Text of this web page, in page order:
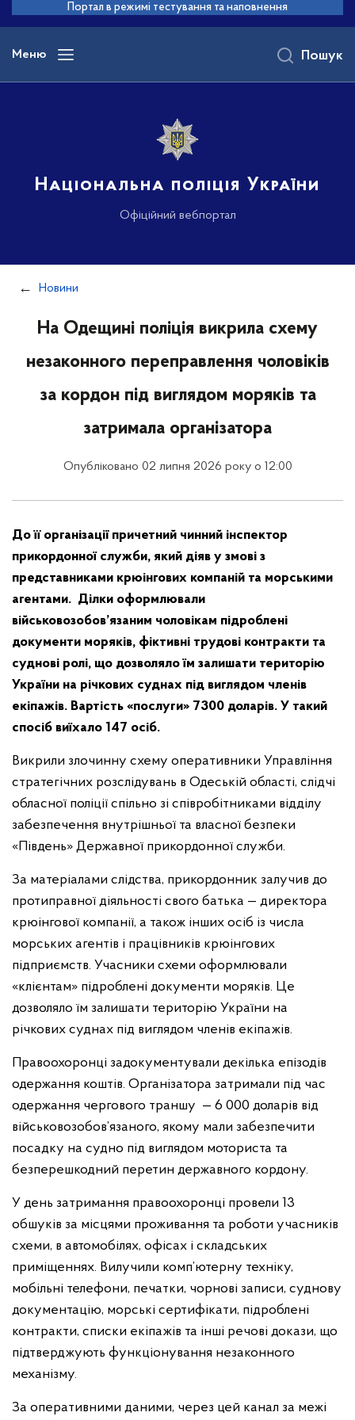
основного
вмісту
Портал в режимі тестування та наповнення
Меню
Національна поліція України
Офіційний вебпортал
Пошук
Новини
На Одещині поліція викрила схему
незаконного переправлення чоловіків
за кордон під виглядом моряків та
затримала організатора
Опубліковано 02 липня 2026 року о 12:00
До її організації причетний чинний інспектор
прикордонної служби, який діяв у змові з
представниками крюінгових компаній та морськими
агентами. Ділки оформлювали
військовозобов’язаним чоловікам підроблені
документи моряків, фіктивні трудові контракти та
суднові ролі, що дозволяло їм залишати територію
України на річкових суднах під виглядом членів
екіпажів. Вартість «послуги» 7300 доларів. У такий
спосіб виїхало 147 осіб.
Викрили злочинну схему оперативники Управління
стратегічних розслідувань в Одеській області, слідчі
обласної поліції спільно зі співробітниками відділу
забезпечення внутрішньої та власної безпеки
«Південь» Державної прикордонної служби.
За матеріалами слідства, прикордонник залучив до
протиправної діяльності свого батька — директора
крюінгової компанії, а також інших осіб із числа
морських агентів і працівників крюінгових
підприємств. Учасники схеми оформлювали
«клієнтам» підроблені документи моряків. Це
дозволяло їм залишати територію України на
річкових суднах під виглядом членів екіпажів.
Правоохоронці задокументували декілька епізодів
одержання коштів. Організатора затримали під час
одержання чергового траншу — 6 000 доларів від
військовозобов’язаного, якому мали забезпечити
посадку на судно під виглядом моториста та
безперешкодний перетин державного кордону.
У день затримання правоохоронці провели 13
обшуків за місцями проживання та роботи учасників
схеми, в автомобілях, офісах і складських
приміщеннях. Вилучили комп’ютерну техніку,
мобільні телефони, печатки, чорнові записи, суднову
документацію, морські сертифікати, підроблені
контракти, списки екіпажів та інші речові докази, що
підтверджують функціонування незаконного
механізму.
За оперативними даними, через цей канал за межі